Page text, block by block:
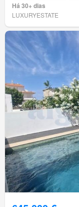
Há 30+ dias
LUXURYESTATE